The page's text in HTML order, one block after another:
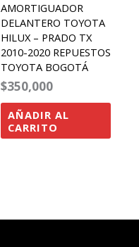
AMORTIGUADOR
DELANTERO TOYOTA
HILUX – PRADO TX
2010-2020 REPUESTOS
TOYOTA BOGOTÁ
$350,000
AÑADIR AL
CARRITO